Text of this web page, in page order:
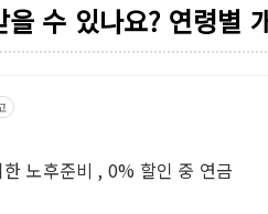
수 있나요? 연령별
인생의 반은 노후! 2040을 위한 노후준비 , 0% 할인 중 연금